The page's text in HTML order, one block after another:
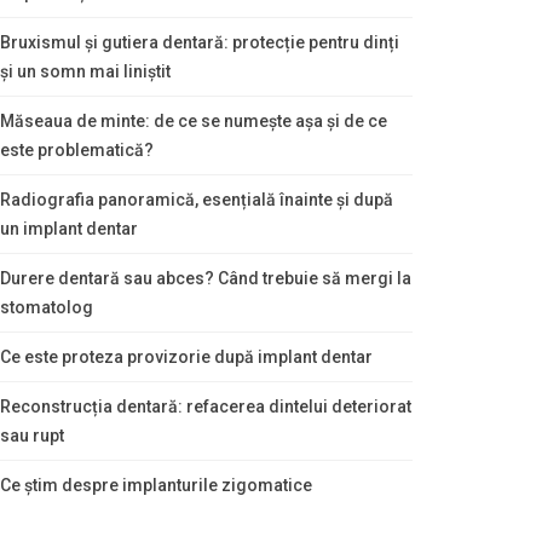
Bruxismul și gutiera dentară: protecție pentru dinți
și un somn mai liniștit
Măseaua de minte: de ce se numește așa și de ce
este problematică?
Radiografia panoramică, esențială înainte și după
un implant dentar
Durere dentară sau abces? Când trebuie să mergi la
stomatolog
Ce este proteza provizorie după implant dentar
Reconstrucția dentară: refacerea dintelui deteriorat
sau rupt
Ce știm despre implanturile zigomatice